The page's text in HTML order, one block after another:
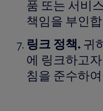
품 또는 서비
책임을 부인
링크정책. 귀
에 링크하고
침을 준수하